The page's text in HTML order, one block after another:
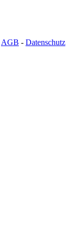
AGB - Datenschutz